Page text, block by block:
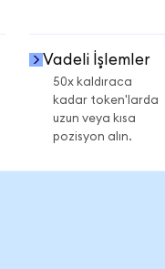
Vadeli İşlemler
50x kaldıraca
kadar token'larda
uzun veya kısa
pozisyon alın.